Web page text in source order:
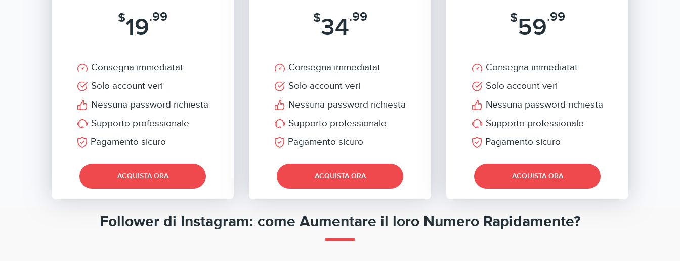
$19.99
Consegna immediatat
Solo account veri
Nessuna password richiesta
Supporto professionale
Pagamento sicuro
ACQUISTA ORA
$34.99
Consegna immediatat
Solo account veri
Nessuna password richiesta
Supporto professionale
Pagamento sicuro
ACQUISTA ORA
$59.99
Consegna immediatat
Solo account veri
Nessuna password richiesta
Supporto professionale
Pagamento sicuro
ACQUISTA ORA
Follower di Instagram: come Aumentare il loro Numero Rapidamente?